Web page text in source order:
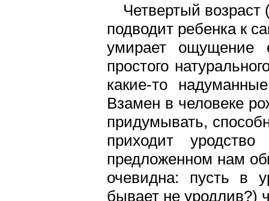
Четвертый
подводит ребенка к
умирает ощущение
простого
какие-то
Взамен в человеке
придумывать,
приходит
предложенном нам
очевидна: пусть в
бывает не уродлив?)